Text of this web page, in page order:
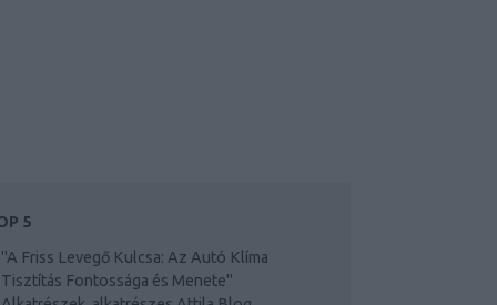
5
"A Friss Levegő Kulcsa: Az Autó Klíma
Tisztítás Fontossága és Menete"